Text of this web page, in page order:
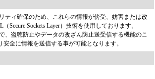
ティ確保のため、これらの情報が傍受、妨害または改
Secure Sockets Layer）技術を使用しております。
、盗聴防止やデータの改ざん防止送受信する機能のこ
全に情報を送信する事が可能となります。